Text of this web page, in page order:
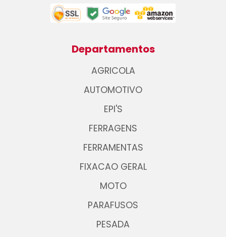
Departamentos
AGRICOLA
AUTOMOTIVO
EPI'S
FERRAGENS
FERRAMENTAS
FIXACAO GERAL
MOTO
PARAFUSOS
PESADA